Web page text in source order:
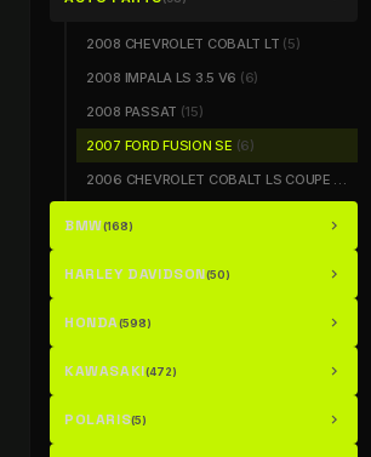
2008 CHEVROLET COBALT LT (5)
2008 IMPALA LS 3.5 V6 (6)
2008 PASSAT (15)
2007 FORD FUSION SE (6)
2006 CHEVROLET COBALT LS COUPE
(6)
BMW(168) chevron_right
HARLEY DAVIDSON(50) chevron_right
HONDA(598) chevron_right
KAWASAKI(472) chevron_right
POLARIS(5) chevron_right